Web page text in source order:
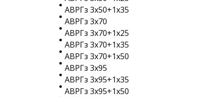
АВРГз 3х50+1х35
АВРГз 3х70
АВРГз 3х70+1х25
АВРГз 3х70+1х35
АВРГз 3х70+1х50
АВРГз 3х95
АВРГз 3х95+1х35
АВРГз 3х95+1х50